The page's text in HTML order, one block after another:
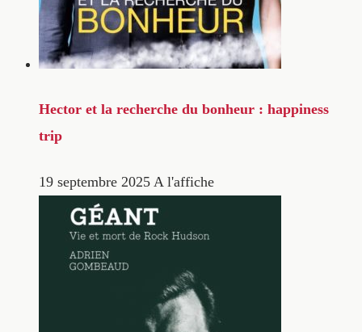
Hector et la recherche du bonheur : happiness
trip
19 septembre 2025 A l'affiche